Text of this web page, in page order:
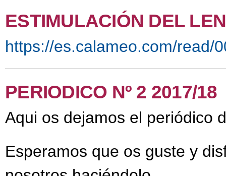
ESTIMULACIÓN DEL
https://es.calameo.com/read/
PERIODICO Nº 2 2017/18
Aqui os dejamos el periódico
Esperamos que os guste y